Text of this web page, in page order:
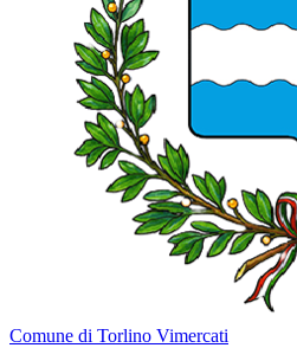
Comune di Torlino Vimercati